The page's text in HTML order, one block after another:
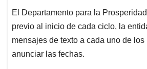
El Departamento para la
previo al inicio de cada ciclo, la
mensajes de texto a cada uno de
anunciar las fechas.